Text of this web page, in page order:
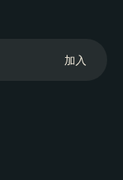
加入